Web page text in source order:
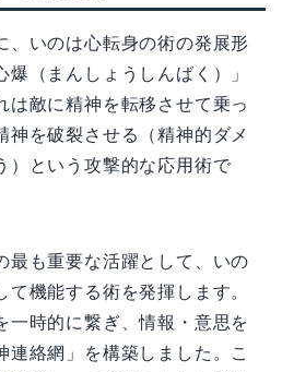
、いのは心転身の術の発展形
（まんしょうしんばく）」
は敵に精神を転移させて乗っ
神を破裂させる（精神的ダメ
）という攻撃的な応用術で
最も重要な活躍として、いの
機能する術を発揮します。
一時的に繋ぎ、情報・意思を
連絡網」を構築しました。こ